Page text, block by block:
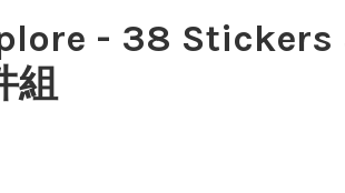
- 38 Stickers
組